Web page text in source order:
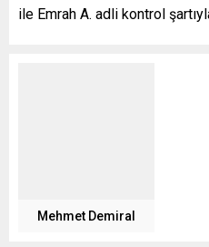
ile Emrah A. adli kontrol
Mehmet Demiral